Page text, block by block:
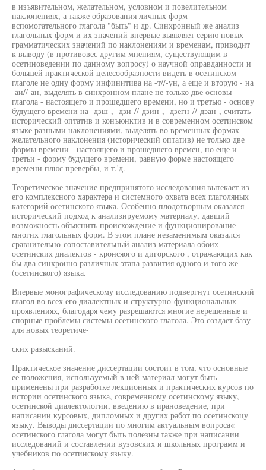
в изъявительном, желательном, условном и повелительном
наклонениях, а также образования личных форм
вспомогательного глагола "быть" и др. Синхронный же анализ
глагольных форм и их значений впервые выявляет серию новых
грамматических значений по наклонениям и временам, приводит
к выводу (в противовес другим мнениям, существующим в
осетиноведении по данному вопросу) о научной оправданности и
большей практической целесообразности видеть в осетинском
глаголе не одну форму инфинитива на -т//-ун, а еще и вторую - на
-аи//-ан, выделять в синхронном плане не только две основы
глагола - настоящего и прошедшего времени, но и третью - основу
будущего времени на -дзш-, -дзи-//-дзин-, -дзегн-//-дэан-, считать
исторический оптатив и конъюнктив и в современном осетинском
языке разными наклонениями, выделять во временных формах
желательного наклонения (исторический оптатив) не только две
формы времени - настоящего и прошедшего времен, но еще и
третьи - форму будущего времени, равную форме настоящего
времени плюс превербы, и т.'д.
Теоретическое значение предпринятого исследования вытекает из
его комплексного характера и системного охвата всех глаголяных
категорий осетинского языка. Особенно плодотворным оказался
исторический подход к анализируемому материалу, давший
возможность объяснить происхождение и функционирование
многих глагольных форм. В этом плане незаменимым оказался
сравнительно-сопоставительный анализ материала обоих
осетинских диалектов - кронсяого и дигорского , отражающих как
бы два синхронно различных этапа развития одного и того же
(осетинского) языка.
Впервые монографическому исследованию подвергнут осетинский
глагол во всех его диалектных и структурно-функциональных
проявлениях, благодаря чему разрешаются многие нерешенные и
спорные проблемы системы осетинского глагола. Это создает базу
для новых теоретиче-
ских разысканий.
Практическое значение диссертации состоит в том, что основные
ее положения, используемый в ней материал могут быть
применены при разработке лекционных и практических курсов по
истории осетинского языка, современному осетинскому языку,
осетинской диалектологии, введению в ирановедение, при
написании курсовых, дипломных и других работ по осетинскоцу
языку. Выводы диссертации по многим актуальным вопроса«
осетинского глагола могут быть полезны также при написании
исследований и составлении вузовских и школьных программ и
учебников по осетинскому языку.